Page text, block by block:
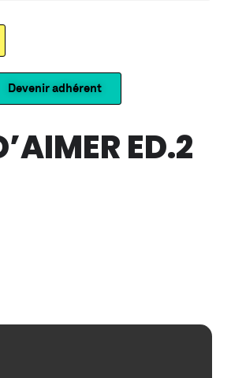
Devenir adhérent
ED.2